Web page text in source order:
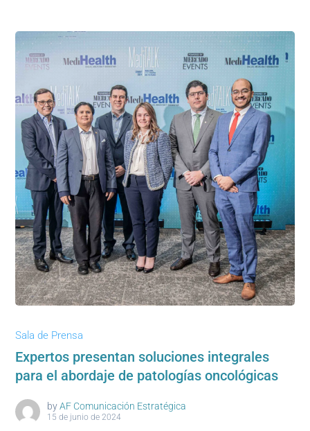
Sala de Prensa
Expertos presentan soluciones integrales
para el abordaje de patologías oncológicas
by AF Comunicación Estratégica
15 de junio de 2024